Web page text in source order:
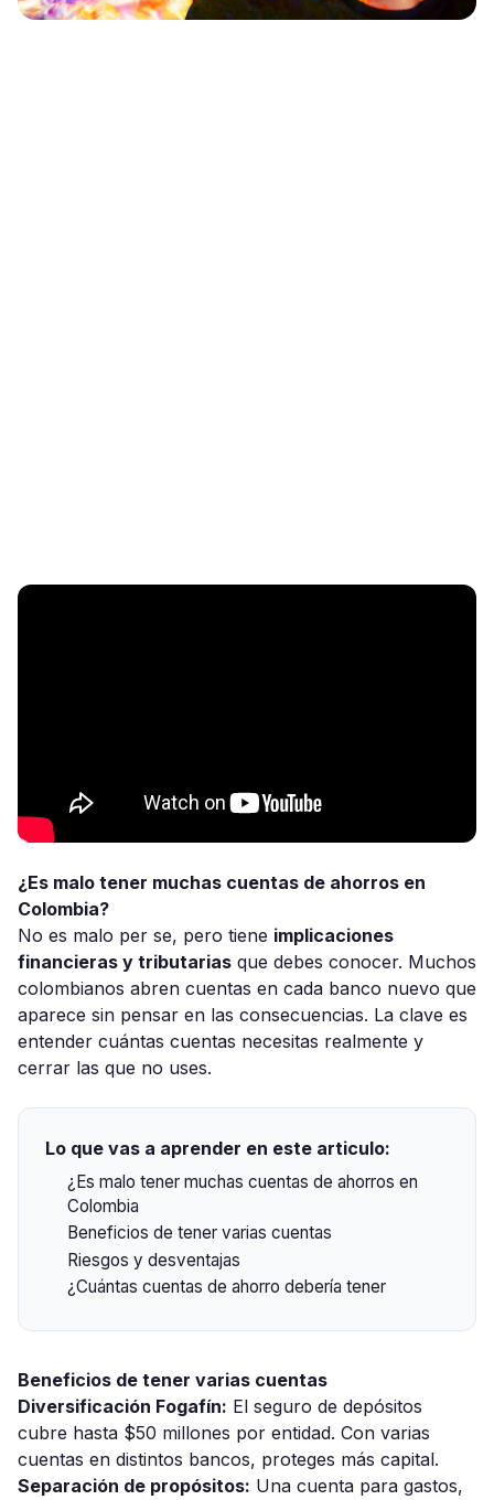
¿Es malo tener muchas cuentas de ahorros en
Colombia?
No es malo per se, pero tiene implicaciones
financieras y tributarias que debes conocer. Muchos
colombianos abren cuentas en cada banco nuevo que
aparece sin pensar en las consecuencias. La clave es
entender cuántas cuentas necesitas realmente y
cerrar las que no uses.
Lo que vas a aprender en este articulo:
¿Es malo tener muchas cuentas de ahorros en
Colombia
Beneficios de tener varias cuentas
Riesgos y desventajas
¿Cuántas cuentas de ahorro debería tener
Beneficios de tener varias cuentas
Diversificación Fogafín: El seguro de depósitos
cubre hasta $50 millones por entidad. Con varias
cuentas en distintos bancos, proteges más capital.
Separación de propósitos: Una cuenta para gastos,